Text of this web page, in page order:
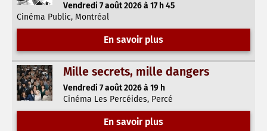
Vendredi 7 août 2026 à 17 h 45
Cinéma Public, Montréal
En savoir plus
Mille secrets, mille dangers
Vendredi 7 août 2026 à 19 h
Cinéma Les Percéides, Percé
En savoir plus